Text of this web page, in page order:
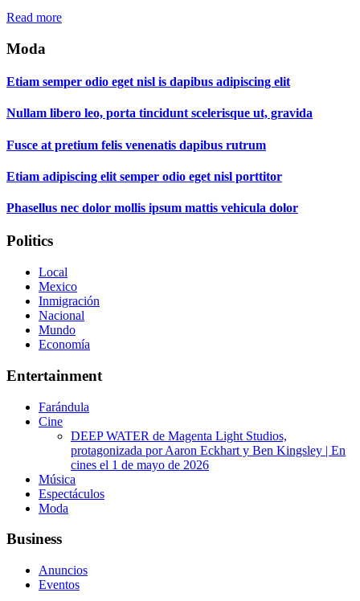
Read more
Moda
Etiam semper odio eget nisl is dapibus adipiscing elit
Nullam libero leo, porta tincidunt scelerisque ut, gravida
Fusce at pretium felis venenatis dapibus rutrum
Etiam adipiscing elit semper odio eget nisl porttitor
Phasellus nec dolor mollis ipsum mattis vehicula dolor
Politics
Local
Mexico
Inmigración
Nacional
Mundo
Economía
Entertainment
Farándula
Cine
DEEP WATER de Magenta Light Studios,
protagonizada por Aaron Eckhart y Ben Kingsley | En
cines el 1 de mayo de 2026
Música
Espectáculos
Moda
Business
Anuncios
Eventos